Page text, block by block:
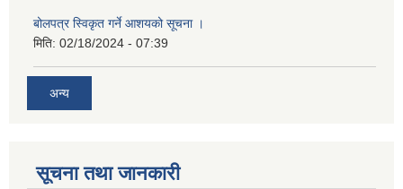
बोलपत्र स्विकृत गर्ने आशयको सूचना ।
मिति: 02/18/2024 - 07:39
अन्य
सूचना तथा जानकारी